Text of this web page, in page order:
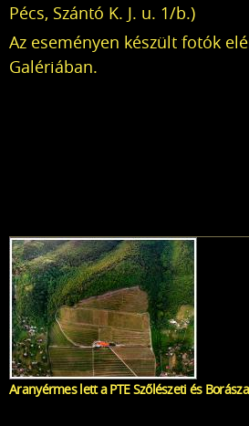
Pécs, Szántó K. J. u. 1/b.)
Az eseményen készült fotók
Galériában.
Aranyérmes lett a PTE Szőlészeti és